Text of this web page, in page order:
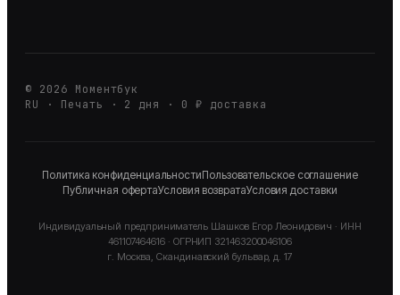
© 2026
Моментбук
RU · Печать · 2 дня · 0 ₽ доставка
Политика конфиденциальностиПользовательское соглашение
Публичная офертаУсловия возвратаУсловия доставки
Индивидуальный предприниматель Шашков Егор Леонидович · ИНН
461107464616 · ОГРНИП 321463200046106
г. Москва, Скандинавский бульвар, д. 17